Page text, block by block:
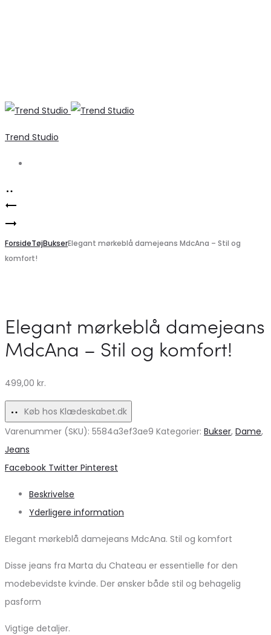
Trend Studio
Product
navigation
Bluse
med
Elegant
Creme
Design
Trendy
Leopard
Højhælede
Uundgåelige
til
Fest!
ForsideTøjBukserElegant mørkeblå damejeans MdcAna – Stil og
komfort!
Elegant mørkeblå damejeans
MdcAna – Stil og komfort!
499,00 kr.
Køb hos Klædeskabet.dk
Varenummer (SKU): 5584a3ef3ae9 Kategorier: Bukser, Dame,
Jeans
Share
Facebook Twitter Pinterest
Beskrivelse
Yderligere information
Elegant mørkeblå damejeans MdcAna. Stil og komfort
Disse jeans fra Marta du Chateau er essentielle for den
modebevidste kvinde. Der ønsker både stil og behagelig
pasform
Vigtige detaljer.